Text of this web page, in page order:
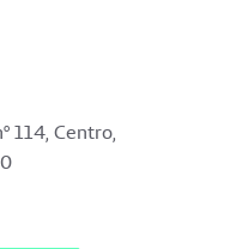
114, Centro,